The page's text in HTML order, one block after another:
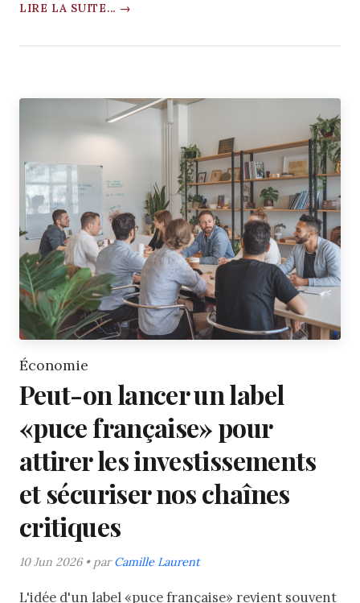
LIRE LA SUITE... →
Économie
Peut-on lancer un label
«puce française» pour
attirer les investissements
et sécuriser nos chaînes
critiques
10 Jun 2026 • parCamille Laurent
L'idée d'un label «puce française» revient souvent